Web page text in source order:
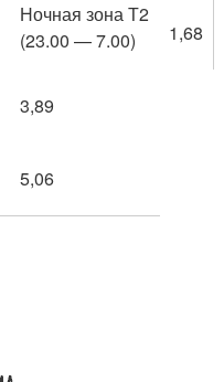
Ночная зона Т2
(23.00 — 7.00)
1,68
3,89
5,06